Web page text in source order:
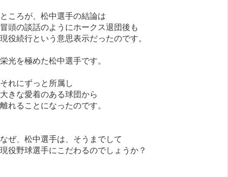
ところが、松中選手の結論は
冒頭の談話のようにホークス退団後も
現役続行という意思表示だったのです。
栄光を極めた松中選手です。
それにずっと所属し
大きな愛着のある球団から
離れることになったのです。
なぜ、松中選手は、そうまでして
現役野球選手にこだわるのでしょうか？